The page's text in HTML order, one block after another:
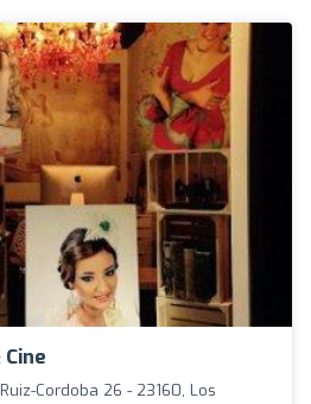
Cordoba 26 - 23160, Los